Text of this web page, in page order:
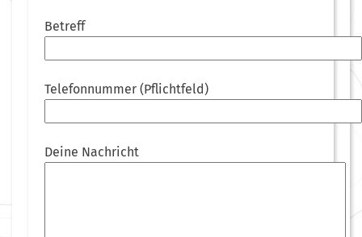
Betreff
Telefonnummer (Pflichtfeld)
Deine Nachricht